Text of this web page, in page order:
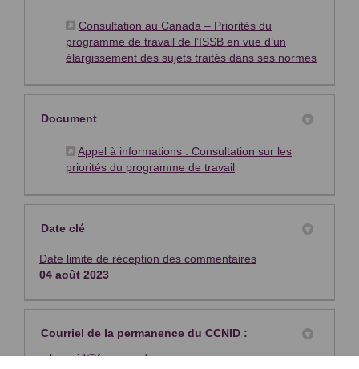
Consultation au Canada – Priorités du
programme de travail de l’ISSB en vue d’un
élargissement des sujets traités dans ses normes(Liens
Document
Appel à informations : Consultation sur les
priorités du programme de travail
Date clé
Date limite de réception des commentaires
04 août 2023
Courriel de la permanence du CCNID :
cssb.ccnid@frascanada.ca(Liens externes)